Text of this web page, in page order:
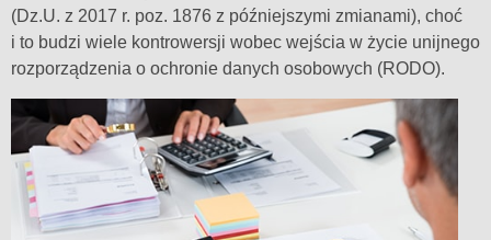
(Dz.U. z 2017 r. poz. 1876 z późniejszymi zmianami), choć
i to budzi wiele kontrowersji wobec wejścia w życie unijnego
rozporządzenia o ochronie danych osobowych (RODO).